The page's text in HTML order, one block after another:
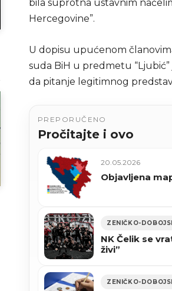
bila suprotna ustavnim
Hercegovine”.
U dopisu upućenom
suda BiH u predmetu
da pitanje legitimnog
PREPORUČENO
Pročitajte i ovo
20.05.2026
Objavljena
ZENIČKO-
NK Čelik se
živi”
ZENIČKO-